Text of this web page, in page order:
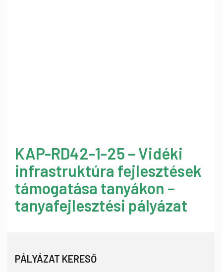
KAP-RD42-1-25 – Vidéki
infrastruktúra fejlesztések
támogatása tanyákon –
tanyafejlesztési pályázat
PÁLYÁZAT KERESŐ